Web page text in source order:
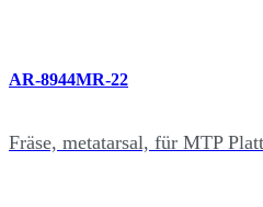
AR-8944MR-22
Fräse, metatarsal, für MTP